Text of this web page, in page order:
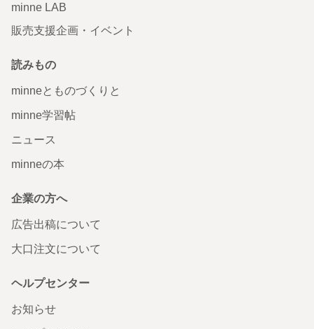
minne LAB
販売支援企画・イベント
読みもの
minneとものづくりと
minne学習帖
ニュース
minneの本
企業の方へ
広告出稿について
大口注文について
ヘルプセンター
お知らせ